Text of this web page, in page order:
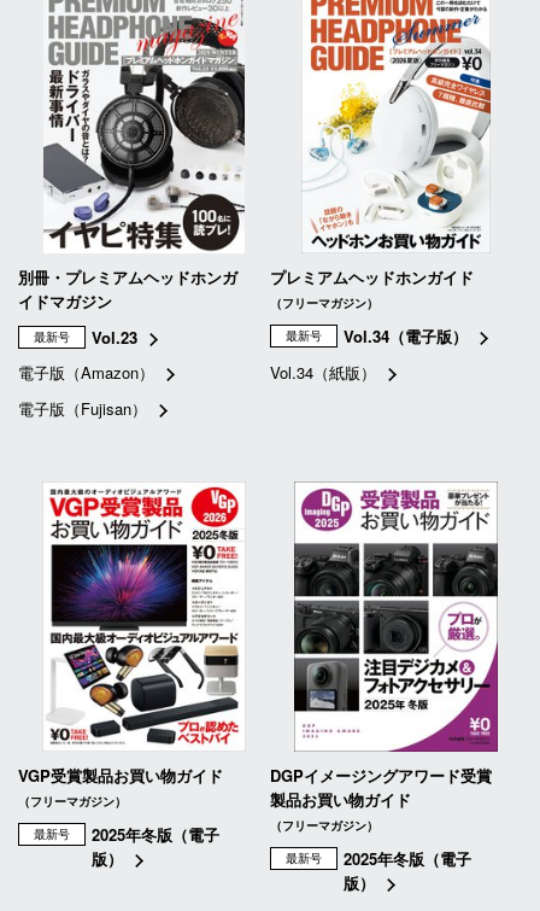
別冊・プレミアムヘッドホンガ
イドマガジン
最新号
Vol.23
電子版（Amazon）
電子版（Fujisan）
プレミアムヘッドホンガイド
（フリーマガジン）
最新号
Vol.34（電子版）
Vol.34（紙版）
VGP受賞製品お買い物ガイド
（フリーマガジン）
最新号
2025年冬版（電子
版）
DGPイメージングアワード受賞
製品お買い物ガイド
（フリーマガジン）
最新号
2025年冬版（電子
版）